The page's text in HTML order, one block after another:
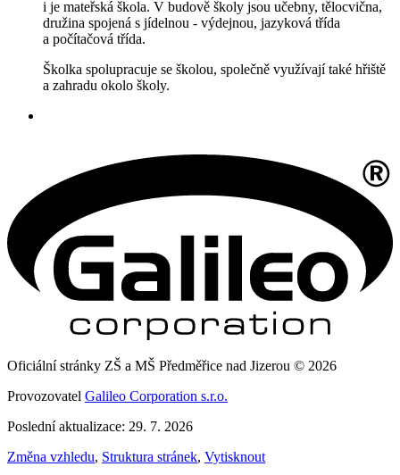
i je mateřská škola. V budově školy jsou učebny, tělocvična,
družina spojená s jídelnou - výdejnou, jazyková třída
a počítačová třída.
Školka spolupracuje se školou, společně využívají také hřiště
a zahradu okolo školy.
Oficiální stránky ZŠ a MŠ Předměřice nad Jizerou © 2026
Provozovatel Galileo Corporation s.r.o.
Poslední aktualizace: 29. 7. 2026
Změna vzhledu, Struktura stránek, Vytisknout